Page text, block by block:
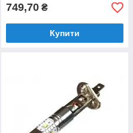
749,70 ₴
Купити